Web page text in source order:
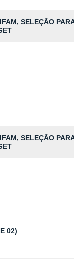
SELEÇÃO
SELEÇÃO
02)